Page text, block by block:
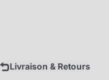
Livraison & Retours